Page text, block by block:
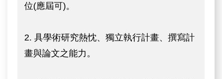
位(應屆可)。
2. 具學術研究熱忱、獨立執行計畫、撰寫計
畫與論文之能力。